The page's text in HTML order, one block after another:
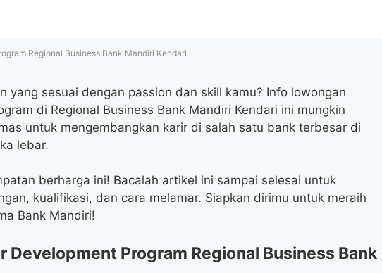
Regional Business Bank Mandiri Kendari
yang sesuai dengan passion dan skill kamu? Info lowongan
di Regional Business Bank Mandiri Kendari ini mungkin
untuk mengembangkan karir di salah satu bank terbesar di
lebar.
berharga ini! Bacalah artikel ini sampai selesai untuk
kualifikasi, dan cara melamar. Siapkan dirimu untuk meraih
Bank Mandiri!
Development Program Regional Business Bank